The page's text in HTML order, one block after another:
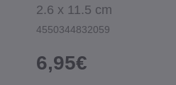
2.6 x 11.5 cm
4550344832059
6,95€